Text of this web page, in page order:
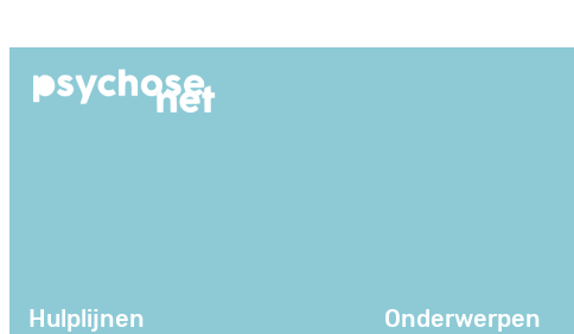
de
Hulplijnen Onderwerpen